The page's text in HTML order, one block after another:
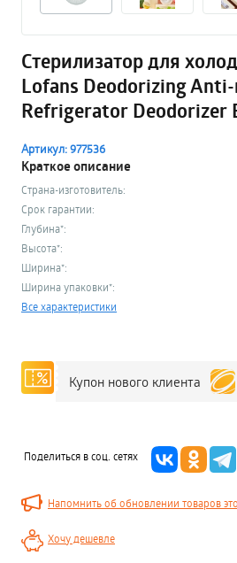
Стерилизатор для
Lofans Deodorizing
Refrigerator Deodorizer
Артикул: 977536
Краткое описание
Страна-изготовитель:
Срок гарантии:
Глубина*:
Высота*:
Ширина*:
Ширина упаковки*:
Все характеристики
Купон нового клиента
Поделиться в соц. сетях
Напомнить об обновлении товаров
Хочу дешевле